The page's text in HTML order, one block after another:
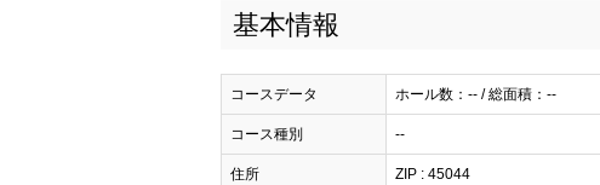
基本情報
コースデータ ホール数：-- / 総面積：--
コース種別 --
住所
ZIP : 45044